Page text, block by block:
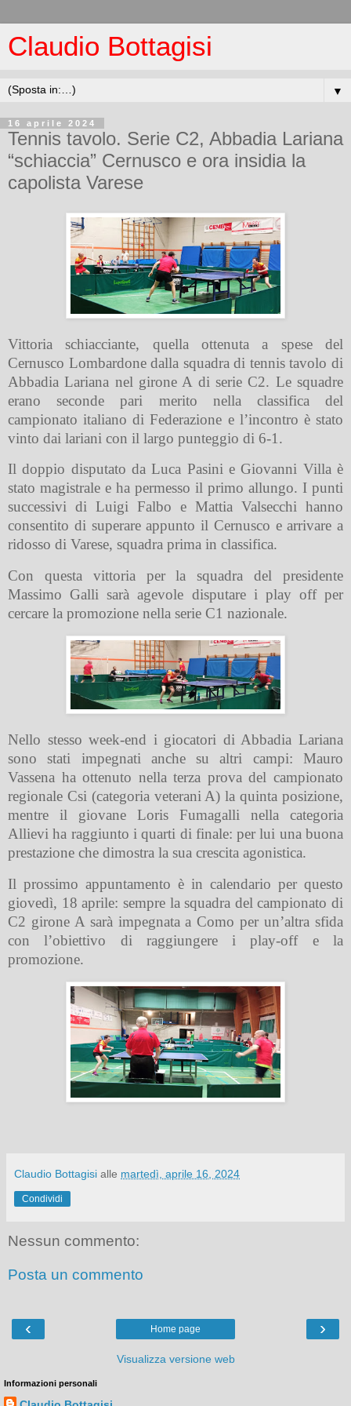
Claudio Bottagisi
▼
16 aprile 2024
Tennis tavolo. Serie C2, Abbadia Lariana
“schiaccia” Cernusco e ora insidia la
capolista Varese
Vittoria schiacciante, quella ottenuta a spese del
Cernusco Lombardone dalla squadra di tennis tavolo di
Abbadia Lariana nel girone A di serie C2. Le squadre
erano seconde pari merito nella classifica del
campionato italiano di Federazione e l’incontro è stato
vinto dai lariani con il largo punteggio di 6-1.
Il doppio disputato da Luca Pasini e Giovanni Villa è
stato magistrale e ha permesso il primo allungo. I punti
successivi di Luigi Falbo e Mattia Valsecchi hanno
consentito di superare appunto il Cernusco e arrivare a
ridosso di Varese, squadra prima in classifica.
Con questa vittoria per la squadra del presidente
Massimo Galli sarà agevole disputare i play off per
cercare la promozione nella serie C1 nazionale.
Nello stesso week-end i giocatori di Abbadia Lariana
sono stati impegnati anche su altri campi: Mauro
Vassena ha ottenuto nella terza prova del campionato
regionale Csi (categoria veterani A) la quinta posizione,
mentre il giovane Loris Fumagalli nella categoria
Allievi ha raggiunto i quarti di finale: per lui una buona
prestazione che dimostra la sua crescita agonistica.
Il prossimo appuntamento è in calendario per questo
giovedì, 18 aprile: sempre la squadra del campionato di
C2 girone A sarà impegnata a Como per un’altra sfida
con l’obiettivo di raggiungere i play-off e la
promozione.
Claudio Bottagisi alle martedì, aprile 16, 2024
Condividi
Nessun commento:
Posta un commento
‹ ›
Home page
Visualizza versione web
Informazioni personali